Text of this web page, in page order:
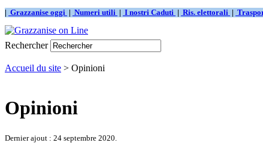
| Grazzanise oggi | Numeri utili | I nostri Caduti | Ris. elettorali |
Rechercher
Accueil du site > Opinioni
Opinioni
Dernier ajout : 24 septembre 2020.